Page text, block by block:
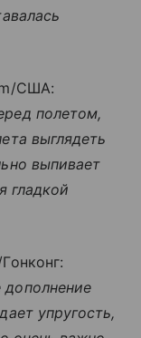
США:
полетом,
выглядеть
выпивает
гладкой
упругость,